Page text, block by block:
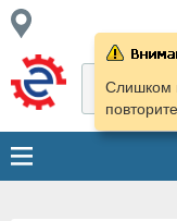
Слишком